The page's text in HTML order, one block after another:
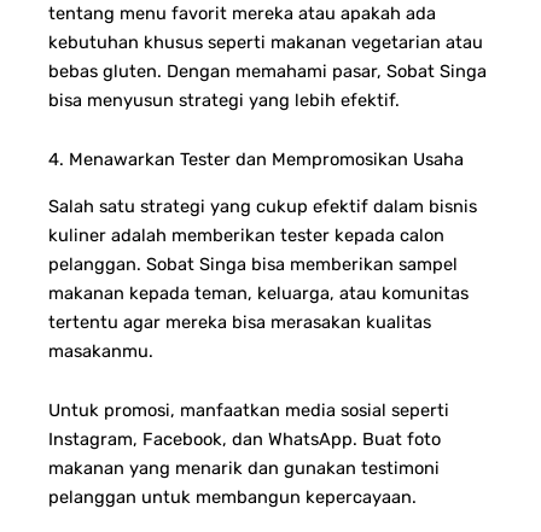
tentang menu favorit mereka atau apakah ada
kebutuhan khusus seperti makanan vegetarian atau
bebas gluten. Dengan memahami pasar, Sobat Singa
bisa menyusun strategi yang lebih efektif.
4. Menawarkan Tester dan Mempromosikan Usaha
Salah satu strategi yang cukup efektif dalam bisnis
kuliner adalah memberikan tester kepada calon
pelanggan. Sobat Singa bisa memberikan sampel
makanan kepada teman, keluarga, atau komunitas
tertentu agar mereka bisa merasakan kualitas
masakanmu.
Untuk promosi, manfaatkan media sosial seperti
Instagram, Facebook, dan WhatsApp. Buat foto
makanan yang menarik dan gunakan testimoni
pelanggan untuk membangun kepercayaan.